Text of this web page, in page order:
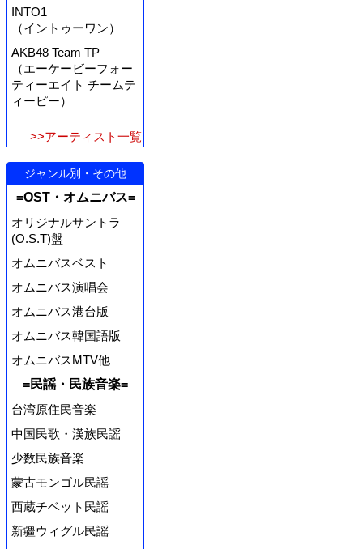
INTO1
（イントゥーワン）
AKB48 Team TP
（エーケービーフォー
ティーエイト チームテ
ィーピー）
>>アーティスト一覧
ジャンル別・その他
=OST・オムニバス=
オリジナルサントラ
(O.S.T)盤
オムニバスベスト
オムニバス演唱会
オムニバス港台版
オムニバス韓国語版
オムニバスMTV他
=民謡・民族音楽=
台湾原住民音楽
中国民歌・漢族民謡
少数民族音楽
蒙古モンゴル民謡
西蔵チベット民謡
新疆ウィグル民謡